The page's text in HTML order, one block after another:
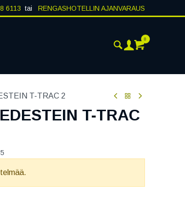
6113 tai RENGASHOTELLIN AJANVARAUS
0
T-TRAC 2
T-TRAC